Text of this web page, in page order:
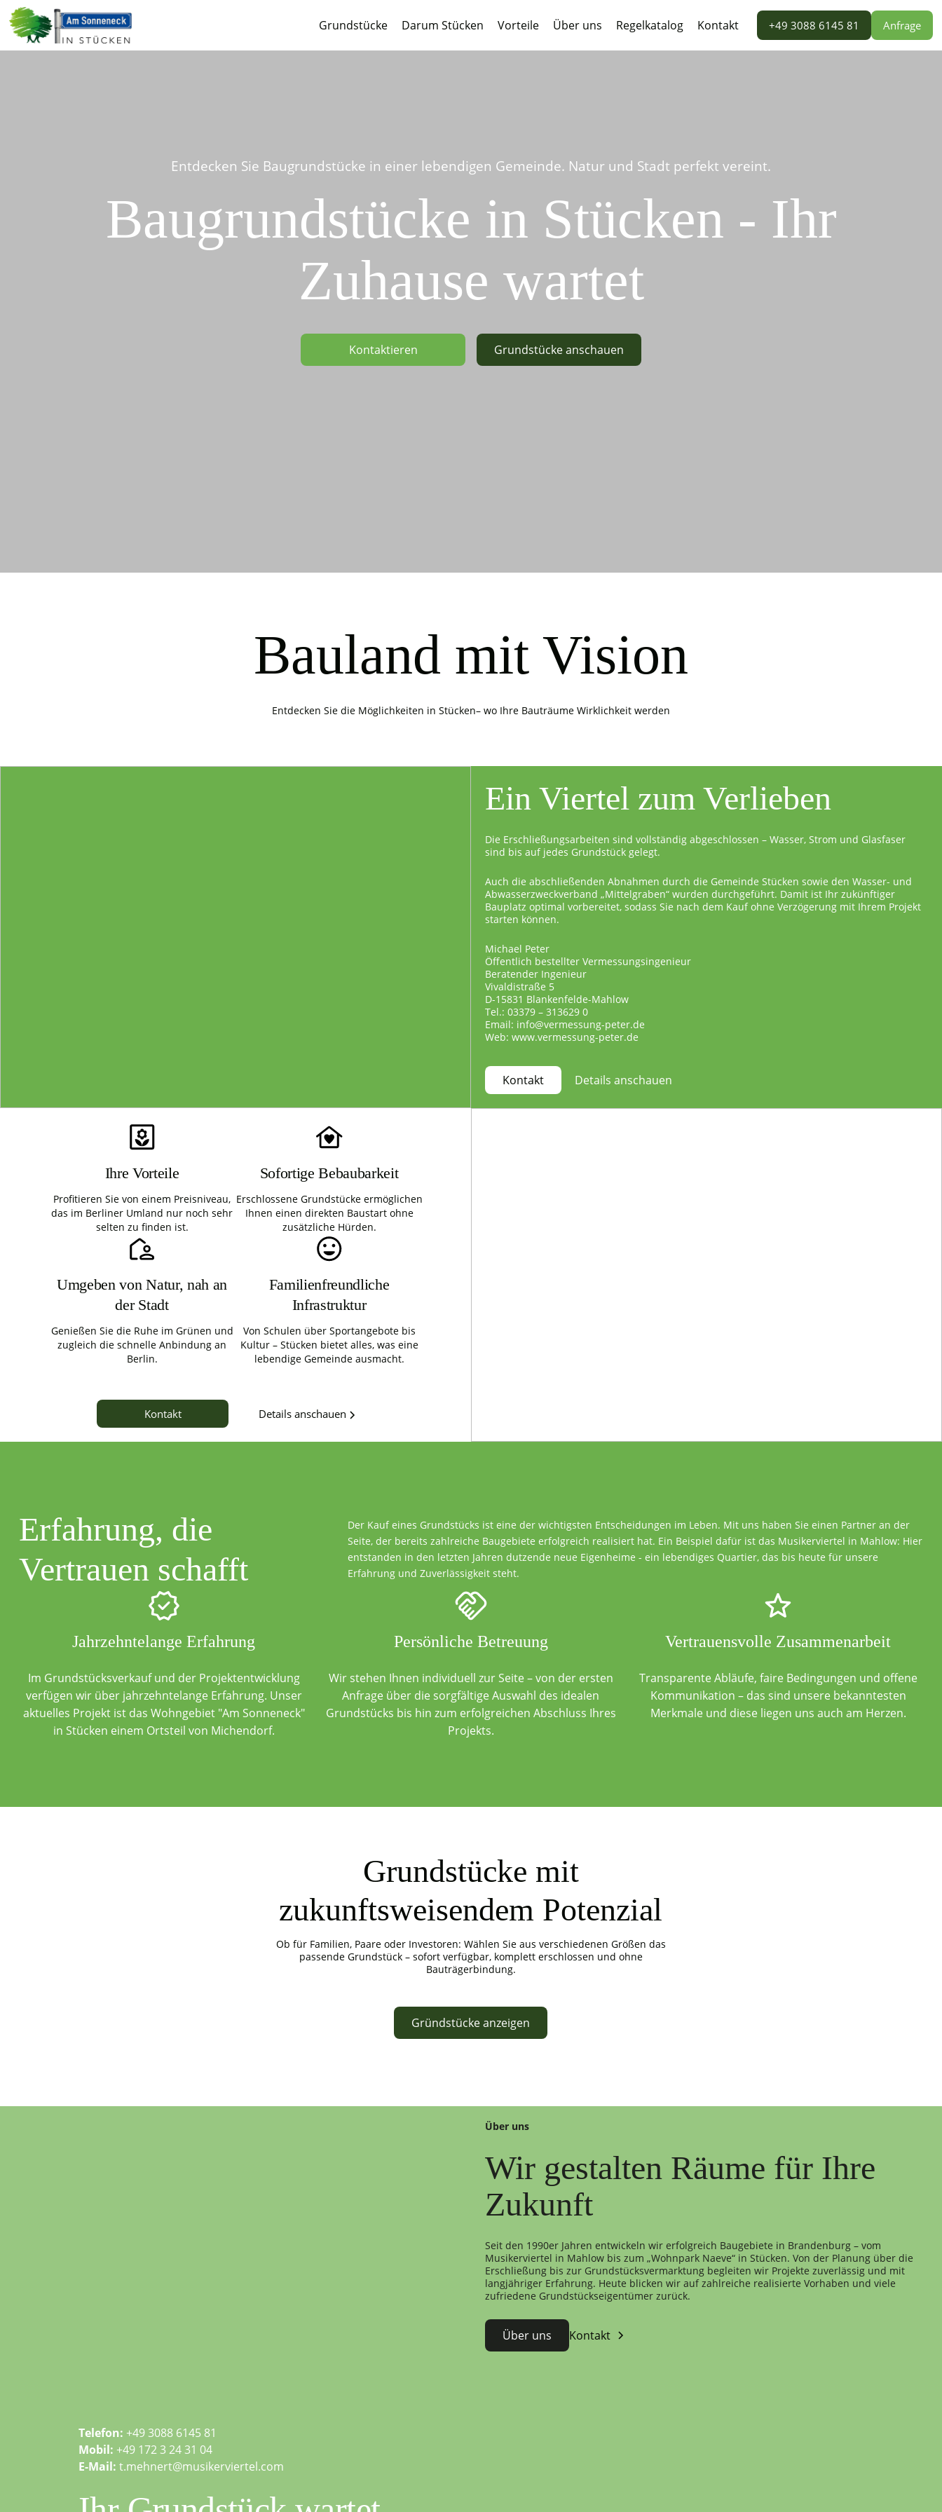
Grundstücke Darum Stücken Vorteile Über uns Regelkatalog Kontakt +49 3088 6145 81 Anfrage
Entdecken Sie Baugrundstücke in einer lebendigen Gemeinde. Natur und Stadt perfekt vereint.
Baugrundstücke in Stücken - Ihr
Zuhause wartet
Kontaktieren Grundstücke anschauen
Bauland mit Vision
Entdecken Sie die Möglichkeiten in Stücken– wo Ihre Bauträume Wirklichkeit werden
Ein Viertel zum Verlieben
Die Erschließungsarbeiten sind vollständig abgeschlossen – Wasser, Strom und Glasfaser
sind bis auf jedes Grundstück gelegt.
Auch die abschließenden Abnahmen durch die Gemeinde Stücken sowie den Wasser- und
Abwasserzweckverband „Mittelgraben“ wurden durchgeführt. Damit ist Ihr zukünftiger
Bauplatz optimal vorbereitet, sodass Sie nach dem Kauf ohne Verzögerung mit Ihrem Projekt
starten können.
Michael Peter
Öffentlich bestellter Vermessungsingenieur
Beratender Ingenieur
Vivaldistraße 5
D-15831 Blankenfelde-Mahlow
Tel.: 03379 – 313629 0
Email: info@vermessung-peter.de
Web: www.vermessung-peter.de
Kontakt Details anschauen
Ihre Vorteile
Profitieren Sie von einem Preisniveau,
das im Berliner Umland nur noch sehr
selten zu finden ist.
Sofortige Bebaubarkeit
Erschlossene Grundstücke ermöglichen
Ihnen einen direkten Baustart ohne
zusätzliche Hürden.
Umgeben von Natur, nah an
der Stadt
Genießen Sie die Ruhe im Grünen und
zugleich die schnelle Anbindung an
Berlin.
Familienfreundliche
Infrastruktur
Von Schulen über Sportangebote bis
Kultur – Stücken bietet alles, was eine
lebendige Gemeinde ausmacht.
Kontakt Details anschauen
Erfahrung, die
Vertrauen schafft
Der Kauf eines Grundstücks ist eine der wichtigsten Entscheidungen im Leben. Mit uns haben Sie einen Partner an der
Seite, der bereits zahlreiche Baugebiete erfolgreich realisiert hat. Ein Beispiel dafür ist das Musikerviertel in Mahlow: Hier
entstanden in den letzten Jahren dutzende neue Eigenheime - ein lebendiges Quartier, das bis heute für unsere
Erfahrung und Zuverlässigkeit steht.
Jahrzehntelange Erfahrung
Im Grundstücksverkauf und der Projektentwicklung
verfügen wir über jahrzehntelange Erfahrung. Unser
aktuelles Projekt ist das Wohngebiet "Am Sonneneck"
in Stücken einem Ortsteil von Michendorf.
Persönliche Betreuung
Wir stehen Ihnen individuell zur Seite – von der ersten
Anfrage über die sorgfältige Auswahl des idealen
Grundstücks bis hin zum erfolgreichen Abschluss Ihres
Projekts.
Vertrauensvolle Zusammenarbeit
Transparente Abläufe, faire Bedingungen und offene
Kommunikation – das sind unsere bekanntesten
Merkmale und diese liegen uns auch am Herzen.
Grundstücke mit
zukunftsweisendem Potenzial
Ob für Familien, Paare oder Investoren: Wählen Sie aus verschiedenen Größen das
passende Grundstück – sofort verfügbar, komplett erschlossen und ohne
Bauträgerbindung.
Gründstücke anzeigen
Über uns
Wir gestalten Räume für Ihre
Zukunft
Seit den 1990er Jahren entwickeln wir erfolgreich Baugebiete in Brandenburg – vom
Musikerviertel in Mahlow bis zum „Wohnpark Naeve“ in Stücken. Von der Planung über die
Erschließung bis zur Grundstücksvermarktung begleiten wir Projekte zuverlässig und mit
langjähriger Erfahrung. Heute blicken wir auf zahlreiche realisierte Vorhaben und viele
zufriedene Grundstückseigentümer zurück.
Über uns Kontakt
Telefon: +49 3088 6145 81
Mobil: +49 172 3 24 31 04
E-Mail: t.mehnert@musikerviertel.com